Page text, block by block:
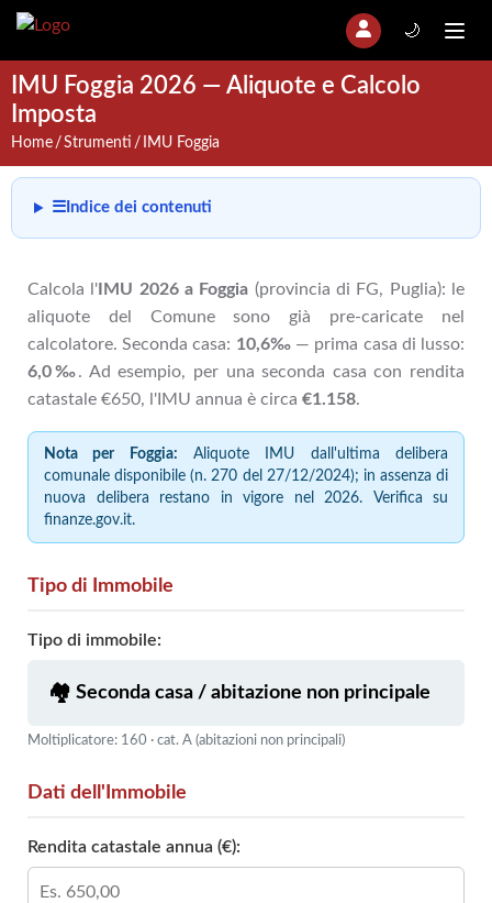
🌙
IMU Foggia 2026 — Aliquote e Calcolo
Imposta
Home Strumenti IMU Foggia
☰ Indice dei contenuti
Calcola l' IMU 2026 a Foggia (provincia di FG, Puglia): le
aliquote del Comune sono già pre-caricate nel
calcolatore. Seconda casa: 10,6‰ — prima casa di lusso:
6,0‰. Ad esempio, per una seconda casa con rendita
catastale €650, l'IMU annua è circa €1.158.
Nota per Foggia: Aliquote IMU dall'ultima delibera
comunale disponibile (n. 270 del 27/12/2024); in assenza di
nuova delibera restano in vigore nel 2026. Verifica su
finanze.gov.it.
Tipo di Immobile
Tipo di immobile:
Moltiplicatore: 160 · cat. A (abitazioni non principali)
Dati dell'Immobile
Rendita catastale annua (€):